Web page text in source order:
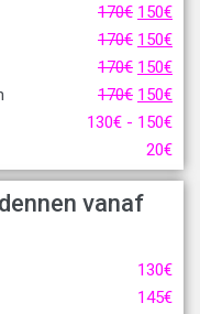
170€ 150€
170€ 150€
170€ 150€
170€ 150€
130€ - 150€
20€
vanaf
130€
145€